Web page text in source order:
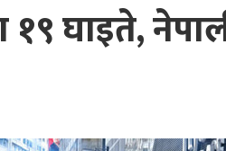
१९ घाइते,